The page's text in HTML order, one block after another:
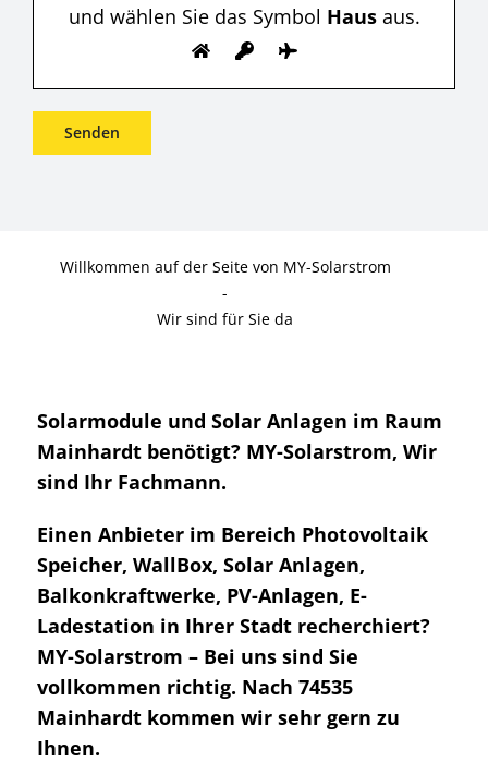
und wählen Sie das Symbol Hausaus.
Willkommen auf der Seite von MY-Solarstrom
-
Wir sind für Sie da
Solarmodule und Solar Anlagen im Raum
Mainhardt benötigt? MY-Solarstrom, Wir
sind Ihr Fachmann.
Einen Anbieter im Bereich Photovoltaik
Speicher, WallBox, Solar Anlagen,
Balkonkraftwerke, PV-Anlagen, E-
Ladestation in Ihrer Stadt recherchiert?
MY-Solarstrom – Bei uns sind Sie
vollkommen richtig. Nach 74535
Mainhardt kommen wir sehr gern zu
Ihnen.